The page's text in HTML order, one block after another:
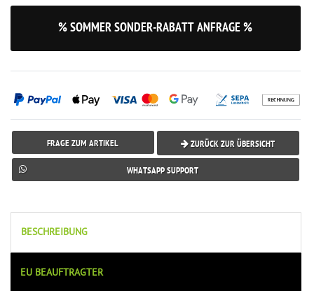
% SOMMER SONDER-RABATT ANFRAGE %
FRAGE ZUM ARTIKEL ZURÜCK ZUR ÜBERSICHT
WHATSAPP SUPPORT
BESCHREIBUNG
EU BEAUFTRAGTER